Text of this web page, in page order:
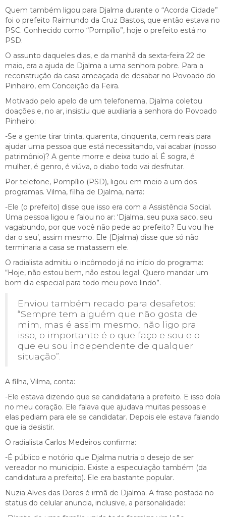
Quem também ligou para Djalma durante o “Acorda Cidade”
foi o prefeito Raimundo da Cruz Bastos, que então estava no
PSC. Conhecido como “Pompílio”, hoje o prefeito está no
PSD.
O assunto daqueles dias, e da manhã da sexta-feira 22 de
maio, era a ajuda de Djalma a uma senhora pobre. Para a
reconstrução da casa ameaçada de desabar no Povoado do
Pinheiro, em Conceição da Feira.
Motivado pelo apelo de um telefonema, Djalma coletou
doações e, no ar, insistiu que auxiliaria a senhora do Povoado
Pinheiro:
-Se a gente tirar trinta, quarenta, cinquenta, cem reais para
ajudar uma pessoa que está necessitando, vai acabar (nosso
patrimônio)? A gente morre e deixa tudo aí. É sogra, é
mulher, é genro, é viúva, o diabo todo vai desfrutar.
Por telefone, Pompílio (PSD), ligou em meio a um dos
programas. Vilma, filha de Djalma, narra:
-Ele (o prefeito) disse que isso era com a Assistência Social.
Uma pessoa ligou e falou no ar: ‘Djalma, seu puxa saco, seu
vagabundo, por que você não pede ao prefeito? Eu vou lhe
dar o seu’, assim mesmo. Ele (Djalma) disse que só não
terminaria a casa se matassem ele.
O radialista admitiu o incômodo já no início do programa:
“Hoje, não estou bem, não estou legal. Quero mandar um
bom dia especial para todo meu povo lindo”.
Enviou também recado para desafetos:
“Sempre tem alguém que não gosta de
mim, mas é assim mesmo, não ligo pra
isso, o importante é o que faço e sou e o
que eu sou independente de qualquer
situação”.
A filha, Vilma, conta:
-Ele estava dizendo que se candidataria a prefeito. E isso doía
no meu coração. Ele falava que ajudava muitas pessoas e
elas pediam para ele se candidatar. Depois ele estava falando
que ia desistir.
O radialista Carlos Medeiros confirma:
-É público e notório que Djalma nutria o desejo de ser
vereador no município. Existe a especulação também (da
candidatura a prefeito). Ele era bastante popular.
Nuzia Alves das Dores é irmã de Djalma. A frase postada no
status do celular anuncia, inclusive, a personalidade: